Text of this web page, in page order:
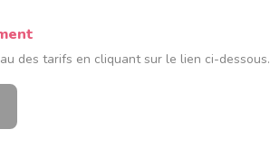
des tarifs en cliquant sur le lien ci-dessous.